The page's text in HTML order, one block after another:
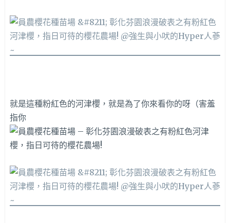
就是這種粉紅色的河津櫻，就是為了你來看你的呀（害羞
指你